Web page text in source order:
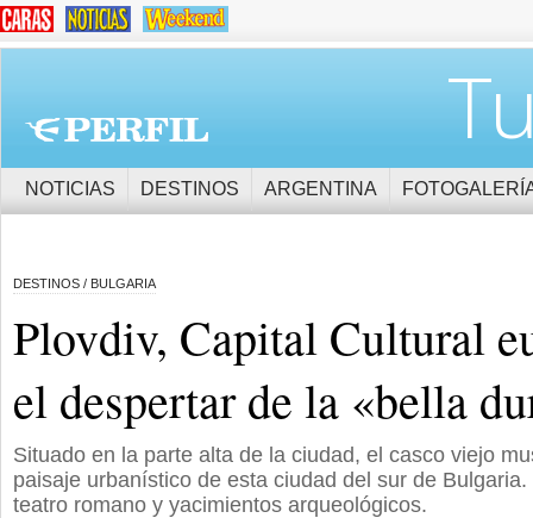
NOTICIAS DESTINOS ARGENTINA
DESTINOS / BULGARIA
Plovdiv, Capital Cultural
el despertar de la «bella
Situado en la parte alta de la ciudad, el casco viejo
paisaje urbanístico de esta ciudad del sur de
teatro romano y yacimientos arqueológicos.